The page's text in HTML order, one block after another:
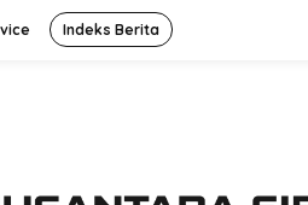
Indeks Berita